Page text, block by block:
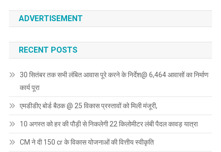
ADVERTISEMENT
RECENT POSTS
30 सितंबर तक सभी लंबित आवास पूरे करने के निर्देश@ 6,464 आवासों का निर्माण
कार्य पूरा
एमडीडीए बोर्ड बैठक @ 25 विकास प्रस्तावों को मिली मंजूरी,
10 अगस्त को हर की पौड़ी से निकलेगी 22 किलोमीटर लंबी पैदल कावड़ यात्रा
CM ने दी 150 cr के विकास योजनाओं की वित्तीय स्वीकृति